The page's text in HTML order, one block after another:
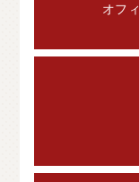
オフ